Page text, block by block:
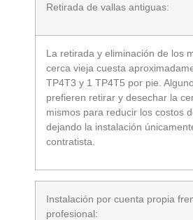
Retirada de vallas antiguas:
La retirada y eliminación de los
cerca vieja cuesta
TP4T3 y 1 TP4T5 por pie.
prefieren retirar y desechar la
mismos para reducir los costos
dejando la instalación
contratista.
Instalación por cuenta propia
profesional: